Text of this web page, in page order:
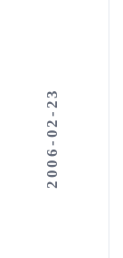
2006-02-23